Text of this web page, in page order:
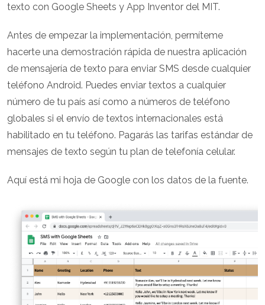
texto con Google Sheets y App Inventor del MIT.
Antes de empezar la implementación, permíteme
hacerte una demostración rápida de nuestra aplicación
de mensajería de texto para enviar SMS desde cualquier
teléfono Android. Puedes enviar textos a cualquier
número de tu país así como a números de teléfono
globales si el envío de textos internacionales está
habilitado en tu teléfono. Pagarás las tarifas estándar de
mensajes de texto según tu plan de telefonía celular.
Aquí está mi hoja de Google con los datos de la fuente.